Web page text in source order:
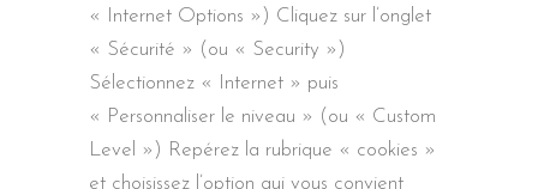
« Internet Options ») Cliquez sur l’onglet
« Sécurité » (ou « Security »)
Sélectionnez « Internet » puis
« Personnaliser le niveau » (ou « Custom
Level ») Repérez la rubrique « cookies »
et choisissez l’option qui vous convient